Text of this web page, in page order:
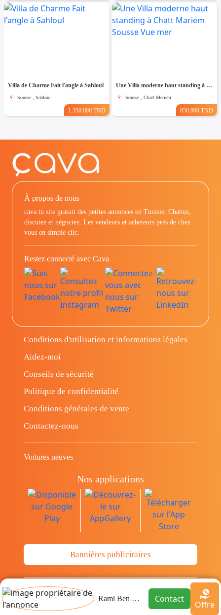
Villa de Charme Fait l'angle à Sahloul
Sousse , Sahloul
1.350.000 TND
Une Villa moderne haut standing à Chatt Mariem Sousse Vue mer
Sousse , Chatt Meriem
850.000 TND
Rami Ben Messaoud Contact
Offre
À propos de nous
cava.tn site gratuit des petites annonces en Tunisie: Chattez,
discutez et négociez. Les vendeurs et acheteurs prés de chez
vous en simple clic.
Restez connecté avec Cava
Conditions d'utilisation et informations légales
Aidez-moi
Conseils de sécurité
Politique de confidentialité
Conditions générales de vente
Contactez-nous
Voitures neuves
Nos applications
Bannières publicitaires
© Copyright 2014-2026 Cava.tn Limited Tous
les droits sont réservés.